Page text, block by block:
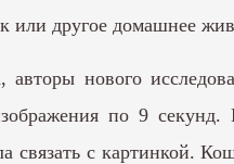
или другое домашнее
нового
по 9 секунд.
связать с картинкой.